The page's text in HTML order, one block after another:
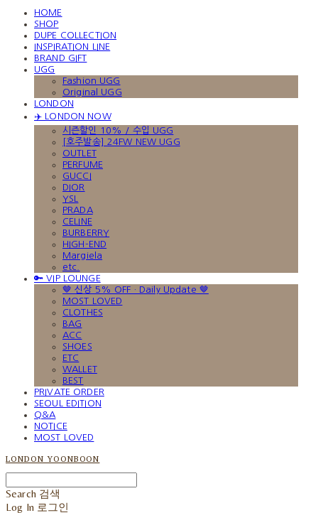
HOME
SHOP
DUPE COLLECTION
INSPIRATION LINE
BRAND GIFT
UGG
Fashion UGG
Original UGG
LONDON
✈️ LONDON NOW
시즌할인 10% / 수입 UGG
[호주발송] 24FW NEW UGG
OUTLET
PERFUME
GUCCI
DIOR
YSL
PRADA
CELINE
BURBERRY
HIGH-END
Margiela
etc.
🔑 VIP LOUNGE
🤎 신상 5% OFF · Daily Update 🤎
MOST LOVED
CLOTHES
BAG
ACC
SHOES
ETC
WALLET
BEST
PRIVATE ORDER
SEOUL EDITION
Q&A
NOTICE
MOST LOVED
LONDON YOONBOON
Search 검색
Log In 로그인